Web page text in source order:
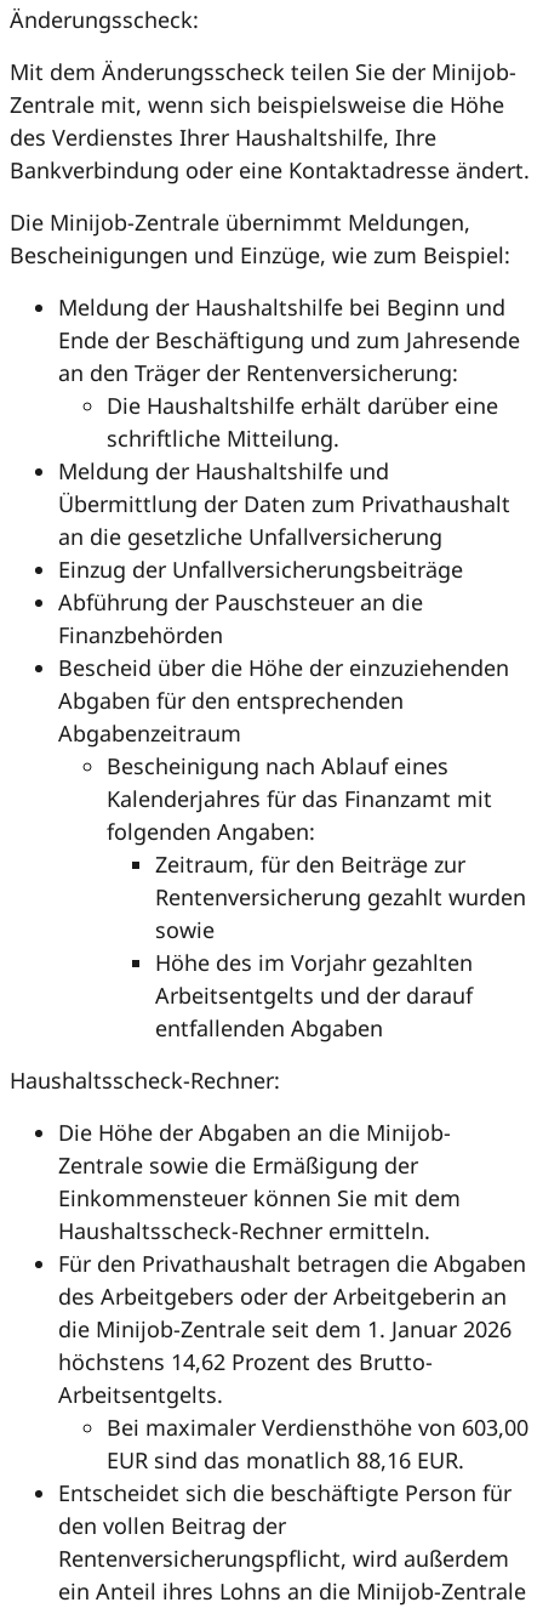
Änderungsscheck:
Mit dem Änderungsscheck teilen Sie der Minijob-
Zentrale mit, wenn sich beispielsweise die Höhe
des Verdienstes Ihrer Haushaltshilfe, Ihre
Bankverbindung oder eine Kontaktadresse ändert.
Die Minijob-Zentrale übernimmt Meldungen,
Bescheinigungen und Einzüge, wie zum Beispiel:
Meldung der Haushaltshilfe bei Beginn und
Ende der Beschäftigung und zum Jahresende
an den Träger der Rentenversicherung:
Die Haushaltshilfe erhält darüber eine
schriftliche Mitteilung.
Meldung der Haushaltshilfe und
Übermittlung der Daten zum Privathaushalt
an die gesetzliche Unfallversicherung
Einzug der Unfallversicherungsbeiträge
Abführung der Pauschsteuer an die
Finanzbehörden
Bescheid über die Höhe der einzuziehenden
Abgaben für den entsprechenden
Abgabenzeitraum
Bescheinigung nach Ablauf eines
Kalenderjahres für das Finanzamt mit
folgenden Angaben:
Zeitraum, für den Beiträge zur
Rentenversicherung gezahlt wurden
sowie
Höhe des im Vorjahr gezahlten
Arbeitsentgelts und der darauf
entfallenden Abgaben
Haushaltsscheck-Rechner:
Die Höhe der Abgaben an die Minijob-
Zentrale sowie die Ermäßigung der
Einkommensteuer können Sie mit dem
Haushaltsscheck-Rechner ermitteln.
Für den Privathaushalt betragen die Abgaben
des Arbeitgebers oder der Arbeitgeberin an
die Minijob-Zentrale seit dem 1. Januar 2026
höchstens 14,62 Prozent des Brutto-
Arbeitsentgelts.
Bei maximaler Verdiensthöhe von 603,00
EUR sind das monatlich 88,16 EUR.
Entscheidet sich die beschäftigte Person für
den vollen Beitrag der
Rentenversicherungspflicht, wird außerdem
ein Anteil ihres Lohns an die Minijob-Zentrale